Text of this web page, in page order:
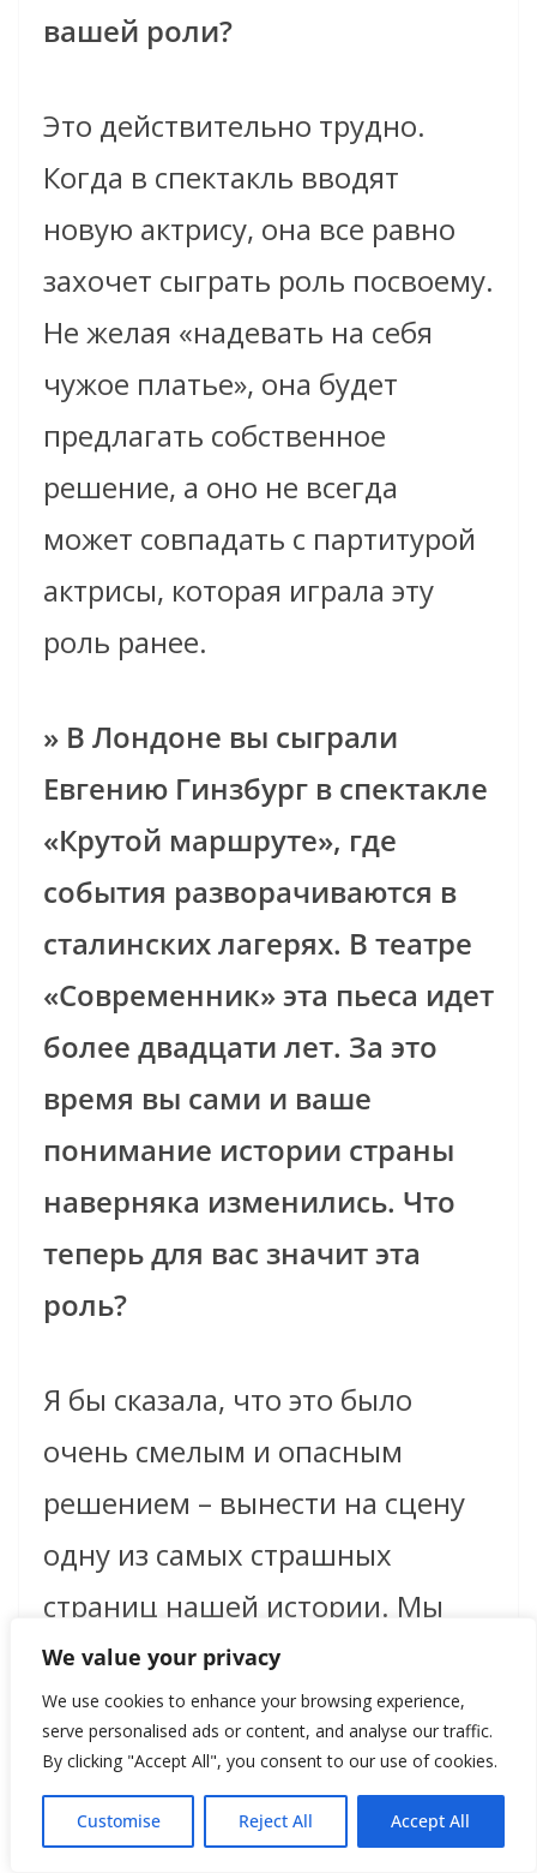
We value your privacy
We use cookies to enhance your browsing experience,
serve personalised ads or content, and analyse our traffic.
By clicking "Accept All", you consent to our use of cookies.
Customise Reject All Accept All
вашей роли?
Это действительно трудно.
Когда в спектакль вводят
новую актрису, она все равно
захочет сыграть роль по­своему.
Не желая «надевать на себя
чужое платье», она будет
предлагать собственное
решение, а оно не всегда
может совпадать с партитурой
актрисы, которая играла эту
роль ранее.
» В Лондоне вы сыграли
Евгению Гинзбург в спектакле
«Крутой маршруте», где
события разворачиваются в
сталинских лагерях. В театре
«Современник» эта пьеса идет
более двадцати лет. За это
время вы сами и ваше
понимание истории страны
наверняка изменились. Что
теперь для вас значит эта
роль?
Я бы сказала, что это было
очень смелым и опасным
решением – вынести на сцену
одну из самых страшных
страниц нашей истории. Мы
никогда не забываем, что
играем не персонажей, а
реальных людей, судьба
которых сложилась трагически.